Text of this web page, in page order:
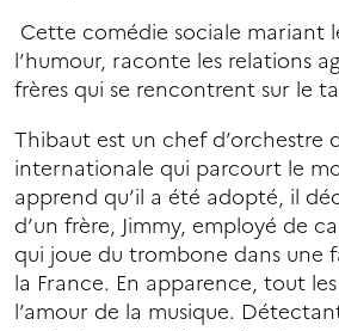
Cette comédie sociale mariant
l’humour, raconte les relations
frères qui se rencontrent sur le
Thibaut est un chef d’orchestre
internationale qui parcourt le
apprend qu’il a été adopté, il
d’un frère, Jimmy, employé de
qui joue du trombone dans une
la France. En apparence, tout
l’amour de la musique.